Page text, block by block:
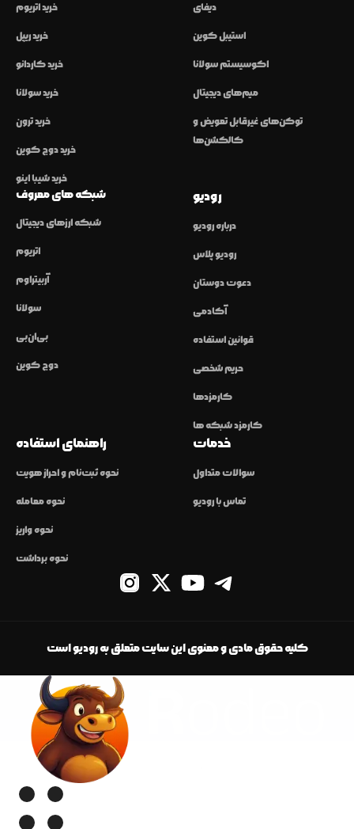
خرید اتریوم
خرید ریپل
خرید کاردانو
خرید سولانا
خرید ترون
خرید دوج کوین
خرید شیبا اینو
دیفای
استیبل کوین
اکوسیستم سولانا
میم‌های دیجیتال
توکن‌های غیرقابل تعویض و
کالکشن‌ها
شبکه های معروف
شبکه ارزهای دیجیتال
اتریوم
آربیتراوم
سولانا
بی‌ان‌بی
دوج کوین
رودیو
درباره رودیو
رودیو پلاس
دعوت دوستان
آکادمی
قوانین استفاده
حریم شخصی
کارمزدها
کارمزد شبکه ها
راهنمای استفاده
نحوه ثبت‌نام و احراز هویت
نحوه معامله
نحوه واریز
نحوه برداشت
خدمات
سوالات متداول
تماس با رودیو
کلیه حقوق مادی و معنوی این سایت متعلق به رودیو است